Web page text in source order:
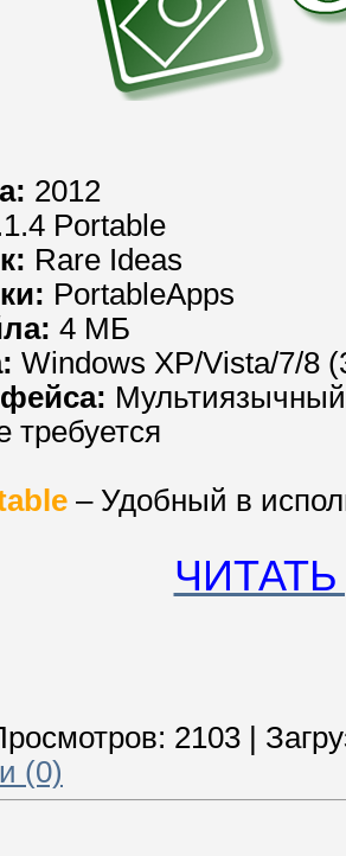
2012
Portable
Rare Ideas
PortableApps
4 МБ
Windows XP/Vista/7/8
Мультиязычный
требуется
– Удобный в
2103 |
(0)